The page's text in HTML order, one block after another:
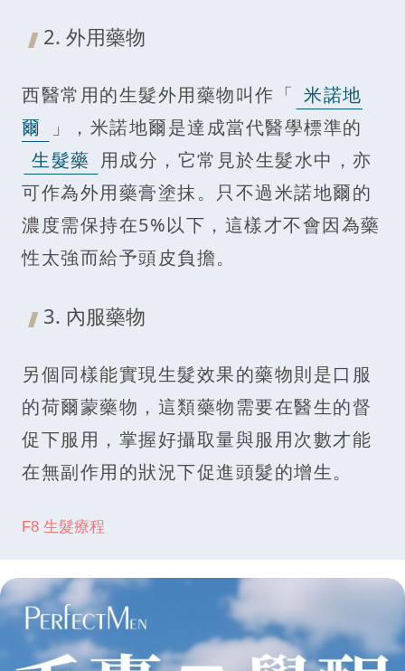
2. 外用藥物
西醫常用的生髮外用藥物叫作「 米諾地
爾
」，米諾地爾是達成當代醫學標準的
生髮藥 用成分，它常見於生髮水中，亦
可作為外用藥膏塗抹。只不過米諾地爾的
濃度需保持在5%以下，這樣才不會因為藥
性太強而給予頭皮負擔。
3. 內服藥物
另個同樣能實現生髮效果的藥物則是口服
的荷爾蒙藥物，這類藥物需要在醫生的督
促下服用，掌握好攝取量與服用次數才能
在無副作用的狀況下促進頭髮的增生。
F8 生髮療程